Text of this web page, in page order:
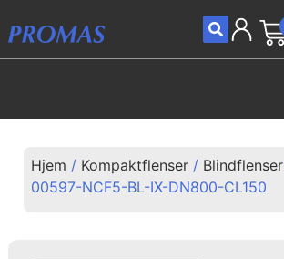
Hjem / Kompaktflenser / Blindflenser
00597-NCF5-BL-IX-DN800-CL150